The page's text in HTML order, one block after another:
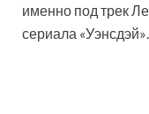
именно под трек
сериала